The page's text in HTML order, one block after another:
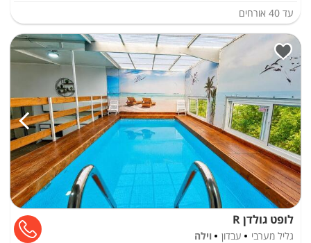
עד 40 אורחים
לופט גולדן R
גליל מערבי עבדון
וילה